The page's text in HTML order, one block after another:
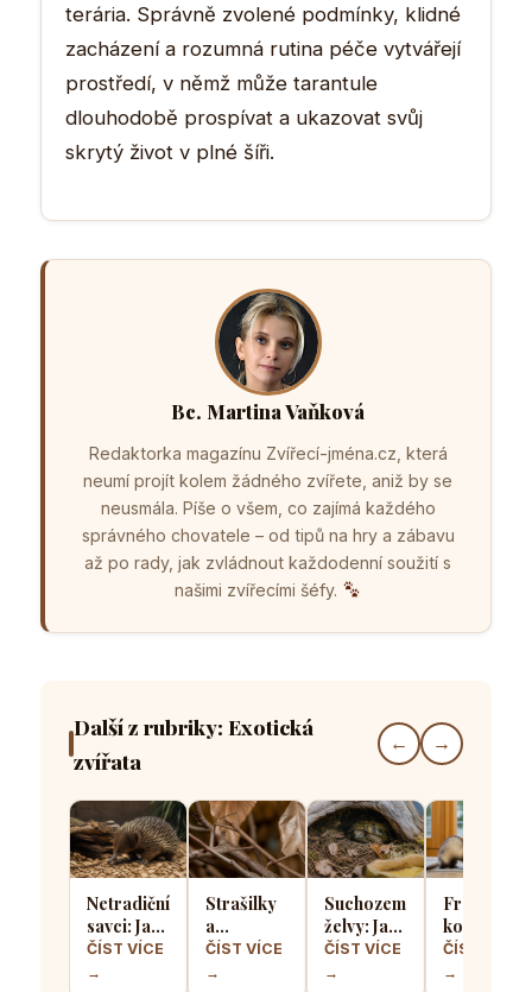
terária. Správně zvolené podmínky, klidné
zacházení a rozumná rutina péče vytvářejí
prostředí, v němž může tarantule
dlouhodobě prospívat a ukazovat svůj
skrytý život v plné šíři.
Bc. Martina Vaňková
Redaktorka magazínu Zvířecí-jména.cz, která
neumí projít kolem žádného zvířete, aniž by se
neusmála. Píše o všem, co zajímá každého
správného chovatele – od tipů na hry a zábavu
až po rady, jak zvládnout každodenní soužití s
našimi zvířecími šéfy.
Další z rubriky: Exotická
zvířata
← →
Netradiční
savci: Jak
vypadá
domácí
ČÍST VÍCE
→
Strašilky
a
pakobylky:
Dokonalí
ČÍST VÍCE
→
Suchozemské
želvy: Jak
jim
správně
ČÍST VÍCE
→
Fretka vs.
kočka: V
čem se liší
chov
ČÍST VÍCE
→